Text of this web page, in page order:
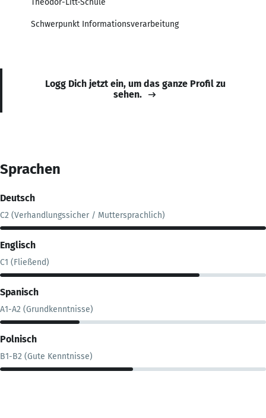
Schwerpunkt Informationsverarbeitung
Logg Dich jetzt ein, um das ganze Profil zu
sehen.
Sprachen
Deutsch
C2 (Verhandlungssicher / Muttersprachlich)
Englisch
C1 (Fließend)
Spanisch
A1-A2 (Grundkenntnisse)
Polnisch
B1-B2 (Gute Kenntnisse)